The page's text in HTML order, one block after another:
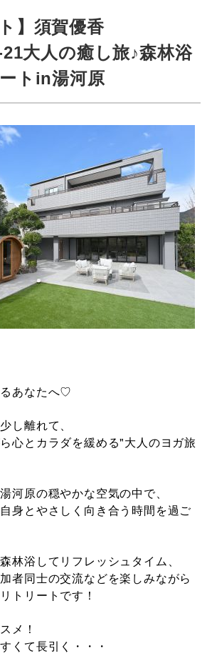
】須賀優香
21大人の癒し旅♪森林浴
トin湯河原
あなたへ♡
し離れて、
心とカラダを緩める"大人のヨガ旅
河原の穏やかな空気の中で、
身とやさしく向き合う時間を過ご
林浴してリフレッシュタイム、
者同士の交流などを楽しみながら
トリートです！
メ！
くて長引く・・・